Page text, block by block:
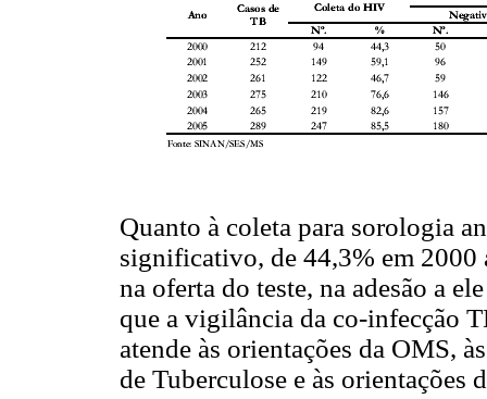
Quanto à coleta para sorologia
significativo, de 44,3% em
na oferta do teste, na adesão a
que a vigilância da co-infecção
atende às orientações da OMS,
de Tuberculose e às orientações